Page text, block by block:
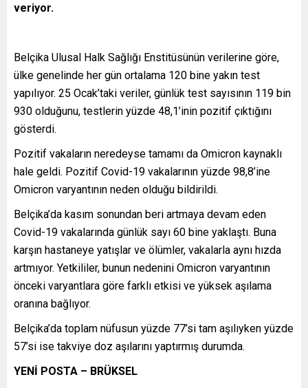
veriyor.
Belçika Ulusal Halk Sağlığı Enstitüsünün verilerine göre,
ülke genelinde her gün ortalama 120 bine yakın test
yapılıyor. 25 Ocak’taki veriler, günlük test sayısının 119 bin
930 olduğunu, testlerin yüzde 48,1’inin pozitif çıktığını
gösterdi.
Pozitif vakaların neredeyse tamamı da Omicron kaynaklı
hale geldi. Pozitif Covid-19 vakalarının yüzde 98,8’ine
Omicron varyantının neden olduğu bildirildi.
Belçika’da kasım sonundan beri artmaya devam eden
Covid-19 vakalarında günlük sayı 60 bine yaklaştı. Buna
karşın hastaneye yatışlar ve ölümler, vakalarla aynı hızda
artmıyor. Yetkililer, bunun nedenini Omicron varyantının
önceki varyantlara göre farklı etkisi ve yüksek aşılama
oranına bağlıyor.
Belçika’da toplam nüfusun yüzde 77’si tam aşılıyken yüzde
57’si ise takviye doz aşılarını yaptırmış durumda.
YENİ POSTA – BRÜKSEL